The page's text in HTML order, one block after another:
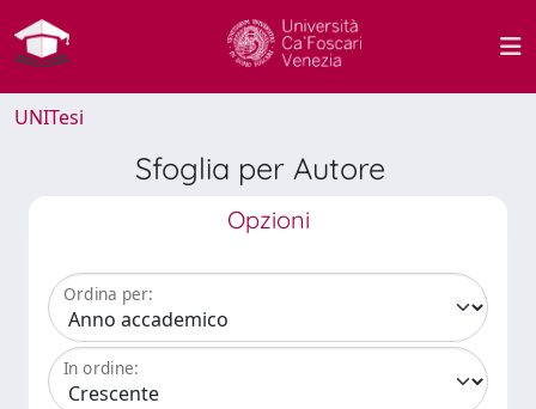
UNITesi
Sfoglia per Autore
Opzioni
Ordina per:
In ordine: